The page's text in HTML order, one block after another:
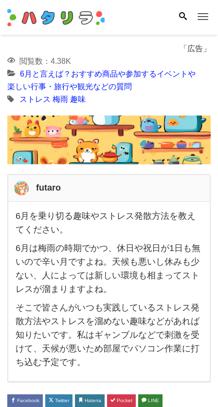
「広告」
閲覧数：4.38K
6月と言えば？おすすめ商品や参加するイベントや
楽しい行事・旅行や観光などの質問
ストレス 梅雨 趣味
futaro
6月
り切
る趣
味や
ト
レ
ス発
散方
法を
教え
て
6月を乗り切る趣味やストレス発散方法を教え
てください。
6月は梅雨の時期でかつ、休日や祝日が1日も無
いので辛い月ですよね。天候も悪いし休みも少
ない、人によっては新しい環境も相まってスト
レスが溜まりますよね。
そこで皆さんがいつも実践しているストレス発
散方法やストレスを溜めない趣味などがあれば
知りたいです。私はギャンブルなどで刺激を受
けて、天候が悪いため部屋でパソコン作業に打
ち込む予定です。
Facebook Twitter Hatena Pocket LINE